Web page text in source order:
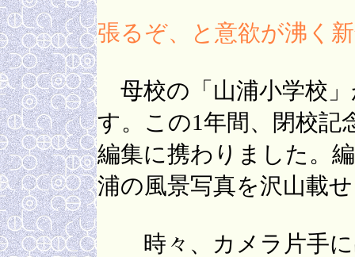
張るぞ、と意欲が沸く
母校の「山浦小学校」
す。この1年間、閉校記
編集に携わりました。
浦の風景写真を沢山載
時々、カメラ片手に